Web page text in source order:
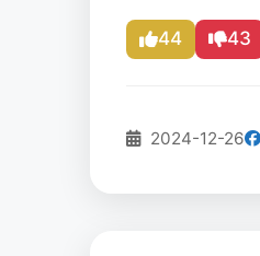
44 43
2024-12-26